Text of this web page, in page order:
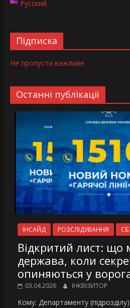
Русский
Підписка
Не пропусти важливе
Останні публікації
ІНСАЙД РОЗСЛІДУВАННЯ
Відкритий лист: що
держава, коли
опиняються у
03.04.2026 ІНКВІЗИТОР
Кому: Департаменту